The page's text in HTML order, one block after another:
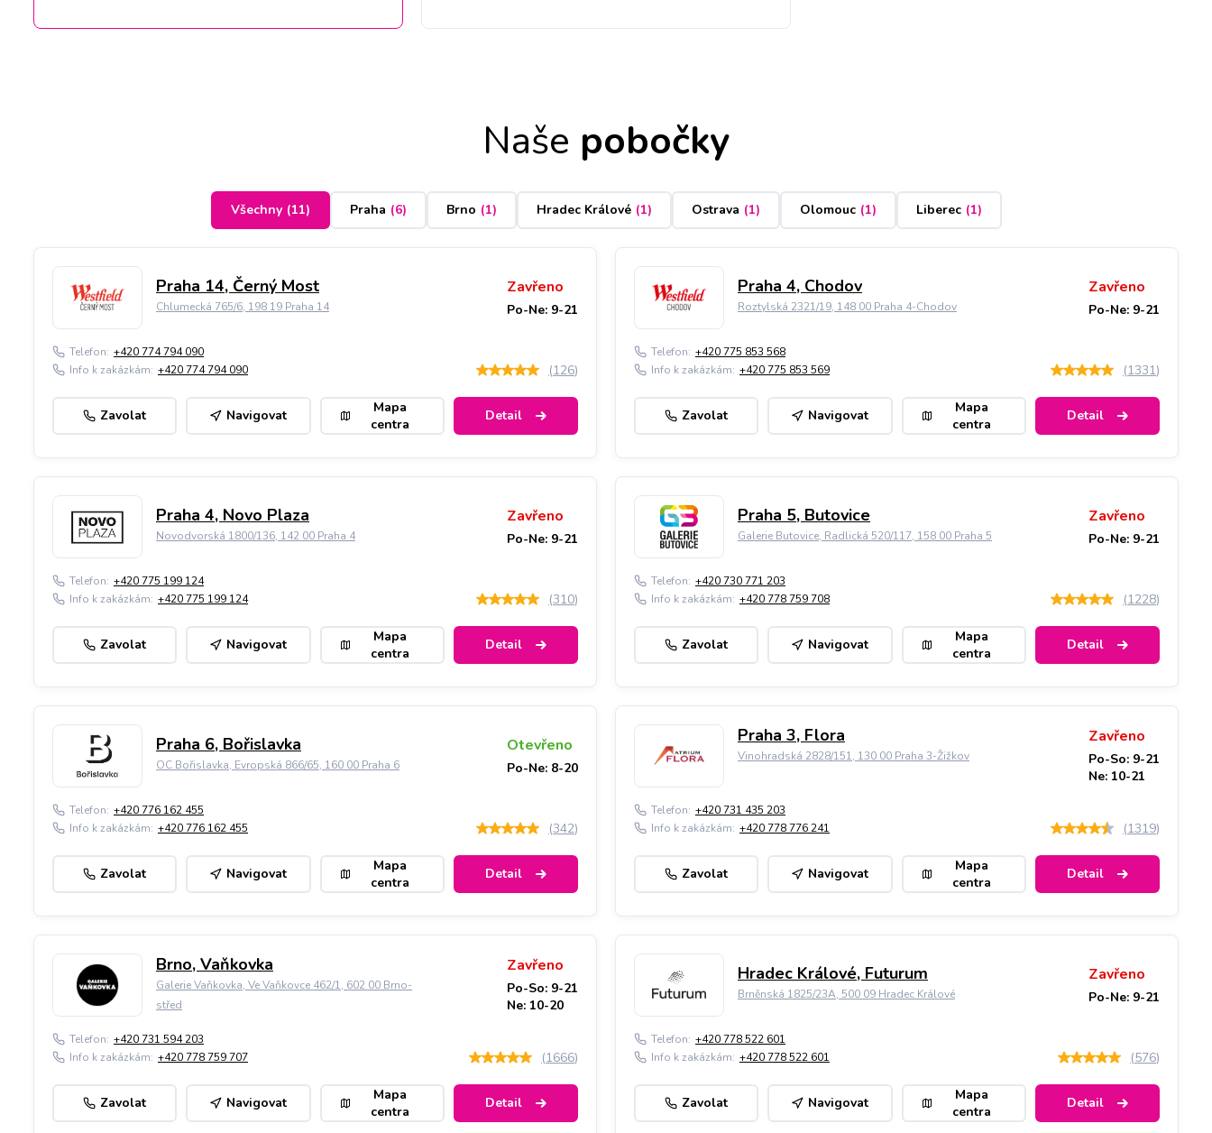
Naše pobočky
Všechny (11) Praha (6) Brno (1) Hradec Králové (1) Ostrava (1) Olomouc (1) Liberec (1)
Praha 14, Černý Most
Chlumecká 765/6, 198 19 Praha 14
Zavřeno
Po-Ne: 9-21
Telefon: +420 774 794 090
Info k zakázkám: +420 774 794 090 (126)
Zavolat Navigovat
Mapa
centra
Detail
Praha 4, Chodov
Roztylská 2321/19, 148 00 Praha 4-Chodov
Zavřeno
Po-Ne: 9-21
Telefon: +420 775 853 568
Info k zakázkám: +420 775 853 569 (1331)
Zavolat Navigovat
Mapa
centra
Detail
Praha 4, Novo Plaza
Novodvorská 1800/136, 142 00 Praha 4
Zavřeno
Po-Ne: 9-21
Telefon: +420 775 199 124
Info k zakázkám: +420 775 199 124 (310)
Zavolat Navigovat
Mapa
centra
Detail
Praha 5, Butovice
Galerie Butovice, Radlická 520/117, 158 00 Praha 5
Zavřeno
Po-Ne: 9-21
Telefon: +420 730 771 203
Info k zakázkám: +420 778 759 708 (1228)
Zavolat Navigovat
Mapa
centra
Detail
Praha 6, Bořislavka
OC Bořislavka, Evropská 866/65, 160 00 Praha 6
Otevřeno
Po-Ne: 8-20
Telefon: +420 776 162 455
Info k zakázkám: +420 776 162 455 (342)
Zavolat Navigovat
Mapa
centra
Detail
Praha 3, Flora
Vinohradská 2828/151, 130 00 Praha 3-Žižkov
Zavřeno
Po-So: 9-21
Ne: 10-21
Telefon: +420 731 435 203
Info k zakázkám: +420 778 776 241 (1319)
Zavolat Navigovat
Mapa
centra
Detail
Brno, Vaňkovka
Galerie Vaňkovka, Ve Vaňkovce 462/1, 602 00 Brno-
střed
Zavřeno
Po-So: 9-21
Ne: 10-20
Telefon: +420 731 594 203
Info k zakázkám: +420 778 759 707 (1666)
Zavolat Navigovat
Mapa
centra
Detail
Hradec Králové, Futurum
Brněnská 1825/23A, 500 09 Hradec Králové
Zavřeno
Po-Ne: 9-21
Telefon: +420 778 522 601
Info k zakázkám: +420 778 522 601 (576)
Zavolat Navigovat
Mapa
centra
Detail